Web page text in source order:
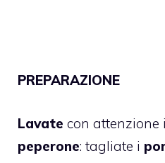
PREPARAZIONE
Lavate con attenzione i
peperone: tagliate i